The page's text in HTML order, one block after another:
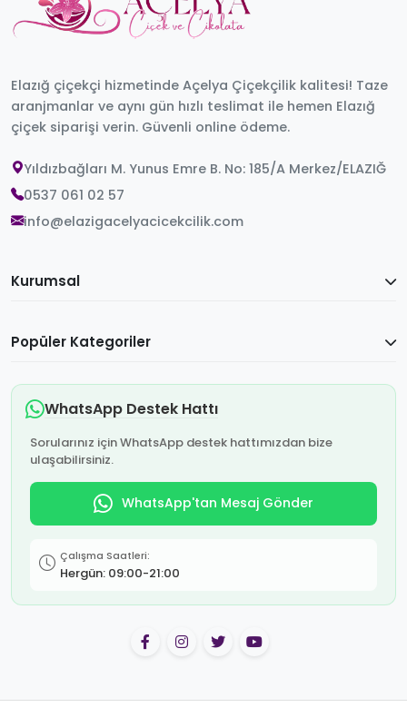
Elazığ çiçekçi hizmetinde Açelya Çiçekçilik kalitesi! Taze
aranjmanlar ve aynı gün hızlı teslimat ile hemen Elazığ
çiçek siparişi verin. Güvenli online ödeme.
Yıldızbağları M. Yunus Emre B. No: 185/A Merkez/ELAZIĞ
0537 061 02 57
info@elazigacelyacicekcilik.com
Kurumsal
Popüler Kategoriler
WhatsApp Destek Hattı
Sorularınız için WhatsApp destek hattımızdan bize
ulaşabilirsiniz.
WhatsApp'tan Mesaj Gönder
Çalışma Saatleri:
Hergün: 09:00-21:00